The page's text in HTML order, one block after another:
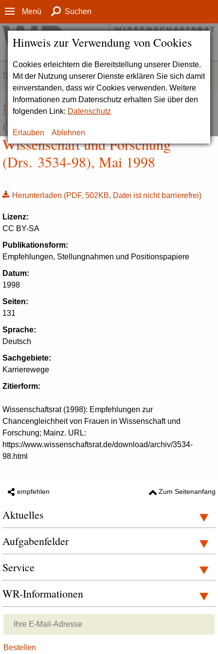
Hinweis zur Verwendung von Cookies
Cookies erleichtern die Bereitstellung unserer Dienste.
Mit der Nutzung unserer Dienste erklären Sie sich damit
einverstanden, dass wir Cookies verwenden. Weitere
Informationen zum Datenschutz erhalten Sie über den
folgenden Link: Datenschutz
Erlauben Ablehnen
Menü Suchen
SERVICE
Empfehlungen zur
Chancengleichheit von Frauen in
Wissenschaft und Forschung
(Drs. 3534-98), Mai 1998
Herunterladen (PDF, 502KB, Datei ist nicht barrierefrei)
Lizenz:
CC BY-SA
Publikationsform:
Empfehlungen, Stellungnahmen und Positionspapiere
Datum:
1998
Seiten:
131
Sprache:
Deutsch
Sachgebiete:
Karrierewege
Zitierform:
Wissenschaftsrat (1998): Empfehlungen zur
Chancengleichheit von Frauen in Wissenschaft und
Forschung; Mainz. URL:
https://www.wissenschaftsrat.de/download/archiv/3534-
98.html
empfehlen Zum Seitenanfang
Aktuelles
Aufgabenfelder
Service
WR-Informationen